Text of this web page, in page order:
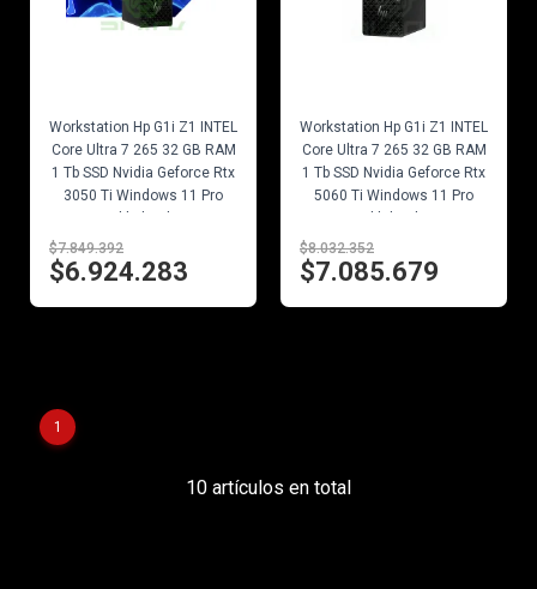
Workstation Hp G1i Z1 INTEL
Core Ultra 7 265 32 GB RAM
1 Tb SSD Nvidia Geforce Rtx
3050 Ti Windows 11 Pro
$7.849.392
$6.924.283
Workstation Hp G1i Z1 INTEL
Core Ultra 7 265 32 GB RAM
1 Tb SSD Nvidia Geforce Rtx
5060 Ti Windows 11 Pro
$8.032.352
$7.085.679
1
10 artículos en total